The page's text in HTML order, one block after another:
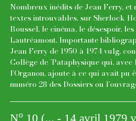
Nombreux inédits de Jean Ferry, et
textes introuvables, sur Sherlock
Roussel, le cinéma, le désespoir,
Lautréamont. Importante
Jean Ferry de 1950 à 1974 vulg.
Collège de ’Pataphysique qui, avec
l’Organon, ajoute à ce qui avait pu
numéro 28 des Dossiers ou
No 10 (... - 14 avril 1979